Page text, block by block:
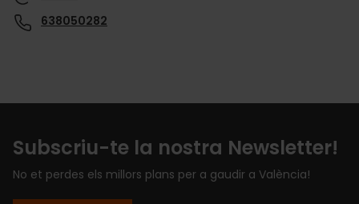
638050282
Subscriu-te la nostra Newsletter!
No et perdes els millors plans per a gaudir a València!